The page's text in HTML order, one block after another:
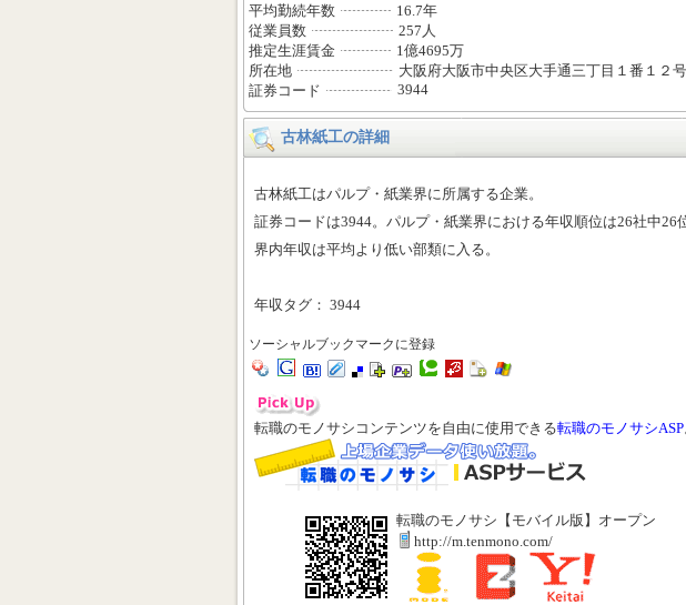
平均勤続年数
16.7年
従業員数
257人
推定生涯賃金
1億4695万
所在地
大阪府大阪市中央区大手通三丁目１番１２号
証券コード
3944
古林紙工の詳細
古林紙工はパルプ・紙業界に所属する企業。
証券コードは3944。パルプ・紙業界における年収順位は26社中26
界内年収は平均より低い部類に入る。
年収タグ： 3944
ソーシャルブックマークに登録
転職のモノサシコンテンツを自由に使用できる転職のモノサシASP
転職のモノサシ【モバイル版】オープン
http://m.tenmono.com/